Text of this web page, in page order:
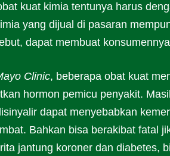
kuat kimia tentunya harus
yang dijual di pasaran
dapat membuat
Clinic, beberapa obat kuat
hormon pemicu penyakit.
dapat menyebabkan
Bahkan bisa berakibat fatal
jantung koroner dan diabetes,